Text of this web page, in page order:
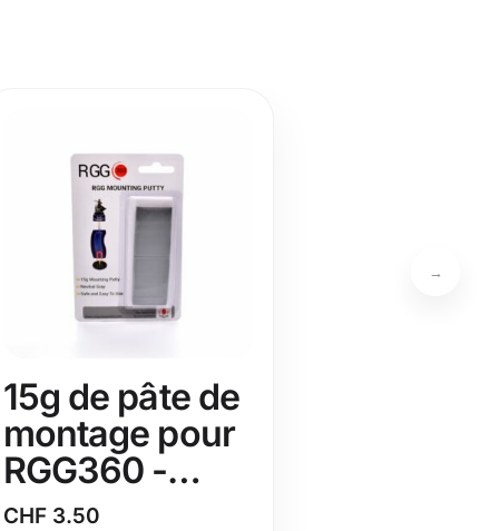
15g de pâte de
montage pour
RGG360 -
Neutral Gray
CHF 3.50
→